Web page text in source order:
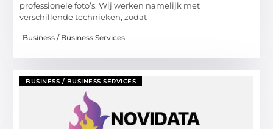
professionele foto’s. Wij werken namelijk met
verschillende technieken, zodat
Business / Business Services
BUSINESS / BUSINESS SERVICES